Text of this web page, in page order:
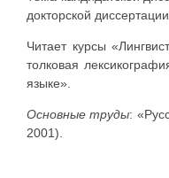
докторской
Читает курсы
толковая
языке».
Основные труды:
2001).